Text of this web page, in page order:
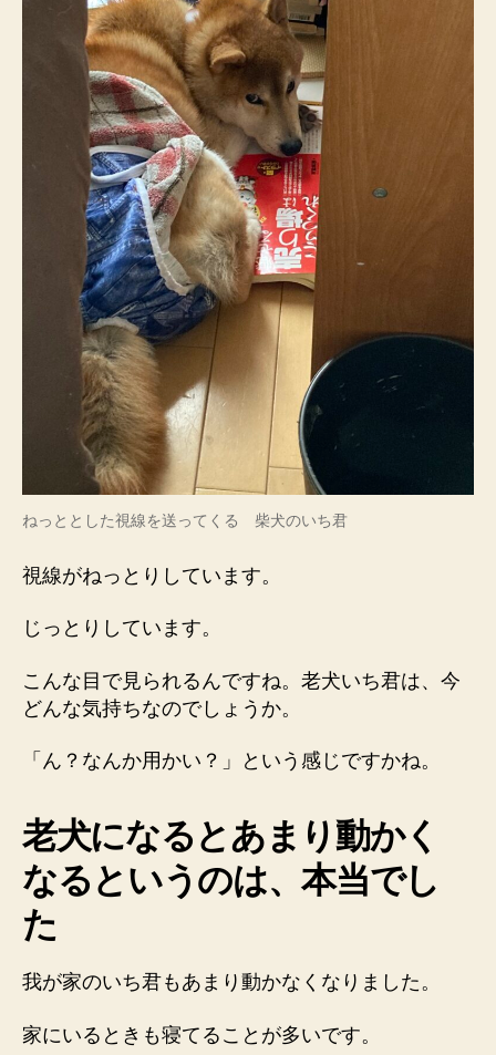
ねっととした視線を送ってくる 柴犬のいち君
視線がねっとりしています。
じっとりしています。
こんな目で見られるんですね。老犬いち君は、今
どんな気持ちなのでしょうか。
「ん？なんか用かい？」という感じですかね。
老犬になるとあまり動かく
なるというのは、本当でし
た
我が家のいち君もあまり動かなくなりました。
家にいるときも寝てることが多いです。